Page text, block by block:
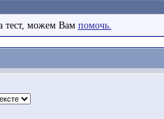
тест, можем Вам помочь.